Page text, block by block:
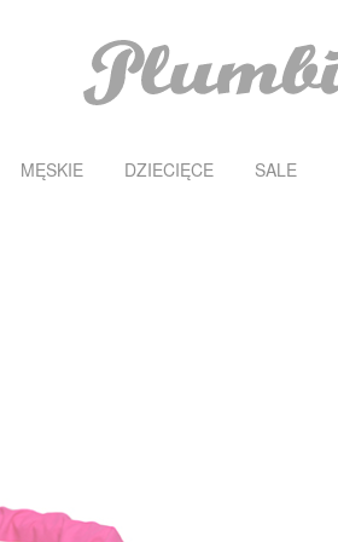
MĘSKIE DZIECIĘCE SALE